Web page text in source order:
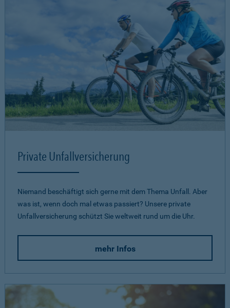
Private Unfallversicherung
Niemand beschäftigt sich gerne mit dem Thema Unfall. Aber
was ist, wenn doch mal etwas passiert? Unsere private
Unfallversicherung schützt Sie weltweit rund um die Uhr.
mehr Infos